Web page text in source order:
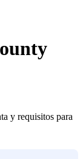
y requisitos para